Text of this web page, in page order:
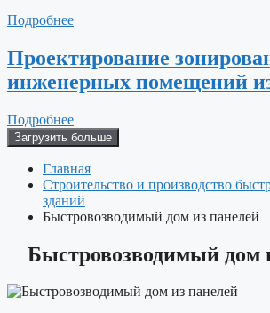
Подробнее
Проектирование
инженерных помещений
Подробнее
Загрузить больше
Главная
Строительство и производство
зданий
Быстровозводимый дом из панелей
Быстровозводимый дом